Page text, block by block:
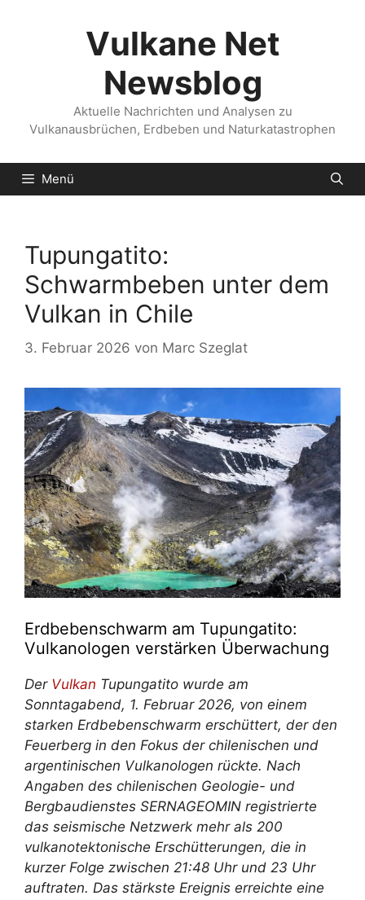
Vulkane Net
Newsblog
Aktuelle Nachrichten und Analysen zu
Vulkanausbrüchen, Erdbeben und Naturkatastrophen
Menü
Tupungatito:
Schwarmbeben unter dem
Vulkan in Chile
3. Februar 2026 von Marc Szeglat
Erdbebenschwarm am Tupungatito:
Vulkanologen verstärken Überwachung
Der Vulkan Tupungatito wurde am
Sonntagabend, 1. Februar 2026, von einem
starken Erdbebenschwarm erschüttert, der den
Feuerberg in den Fokus der chilenischen und
argentinischen Vulkanologen rückte. Nach
Angaben des chilenischen Geologie- und
Bergbaudienstes SERNAGEOMIN registrierte
das seismische Netzwerk mehr als 200
vulkanotektonische Erschütterungen, die in
kurzer Folge zwischen 21:48 Uhr und 23 Uhr
auftraten. Das stärkste Ereignis erreichte eine